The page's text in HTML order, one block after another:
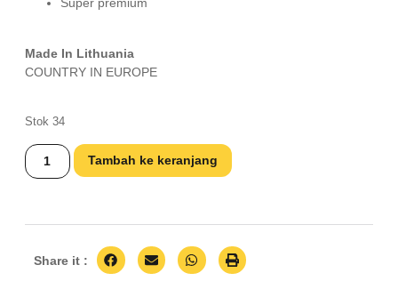
Super premium
Made In Lithuania
COUNTRY IN EUROPE
Stok 34
Tambah ke keranjang
Share it :